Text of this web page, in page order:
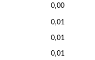
0,00
0,01
0,01
0,01